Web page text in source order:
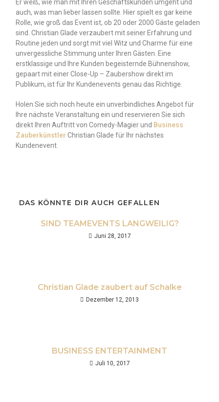
Er weiß, wie man mit Ihren Geschäftskunden umgeht und
auch, was man lieber lassen sollte. Hier spielt es gar keine
Rolle, wie groß das Event ist, ob 20 oder 2000 Gäste geladen
sind. Christian Glade verzaubert mit seiner Erfahrung und
Routine jeden und sorgt mit viel Witz und Charme für eine
unvergessliche Stimmung unter Ihren Gästen. Eine
erstklassige und Ihre Kunden begeisternde Bühnenshow,
gepaart mit einer Close-Up – Zaubershow direkt im
Publikum, ist für Ihr Kundenevents genau das Richtige.
Holen Sie sich noch heute ein unverbindliches Angebot für
Ihre nächste Veranstaltung ein und reservieren Sie sich
direkt Ihren Auftritt von Comedy-Magier und Business
Zauberkünstler Christian Glade für Ihr nächstes
Kundenevent.
DAS KÖNNTE DIR AUCH GEFALLEN
SIND TEAMEVENTS LANGWEILIG?
Juni 28, 2017
Christian Glade zaubert auf Schalke
Dezember 12, 2013
BUSINESS ENTERTAINMENT
Juli 10, 2017